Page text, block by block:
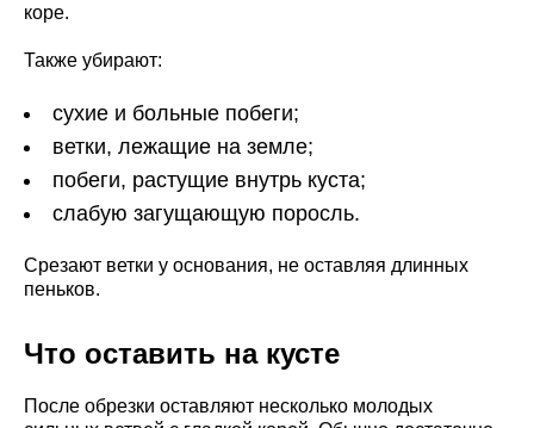
коре.
Также убирают:
сухие и больные побеги;
ветки, лежащие на земле;
побеги, растущие внутрь куста;
слабую загущающую поросль.
Срезают ветки у основания, не оставляя длинных
пеньков.
Что оставить на кусте
После обрезки оставляют несколько молодых